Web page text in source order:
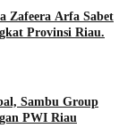
Zafeera Arfa Sabet
Provinsi Riau.
Sambu Group
PWI Riau